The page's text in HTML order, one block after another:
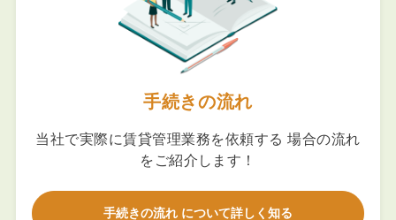
手続きの流れ
当社で実際に賃貸管理業務を依頼する 場合の流れ
をご紹介します！
手続きの流れ について詳しく知る